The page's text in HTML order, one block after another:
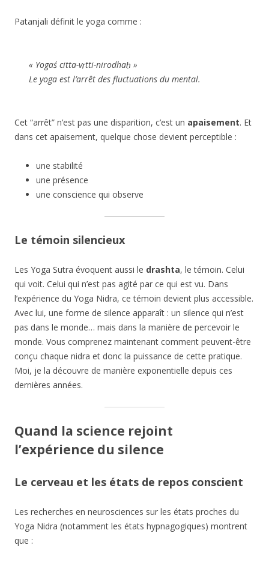
Patanjali définit le yoga comme :
« Yogaś citta-vṛtti-nirodhaḥ »
Le yoga est l’arrêt des fluctuations du mental.
Cet “arrêt” n’est pas une disparition, c’est un apaisement. Et
dans cet apaisement, quelque chose devient perceptible :
une stabilité
une présence
une conscience qui observe
Le témoin silencieux
Les Yoga Sutra évoquent aussi le drashta, le témoin. Celui
qui voit. Celui qui n’est pas agité par ce qui est vu. Dans
l’expérience du Yoga Nidra, ce témoin devient plus accessible.
Avec lui, une forme de silence apparaît : un silence qui n’est
pas dans le monde… mais dans la manière de percevoir le
monde. Vous comprenez maintenant comment peuvent-être
conçu chaque nidra et donc la puissance de cette pratique.
Moi, je la découvre de manière exponentielle depuis ces
dernières années.
Quand la science rejoint
l’expérience du silence
Le cerveau et les états de repos conscient
Les recherches en neurosciences sur les états proches du
Yoga Nidra (notamment les états hypnagogiques) montrent
que :